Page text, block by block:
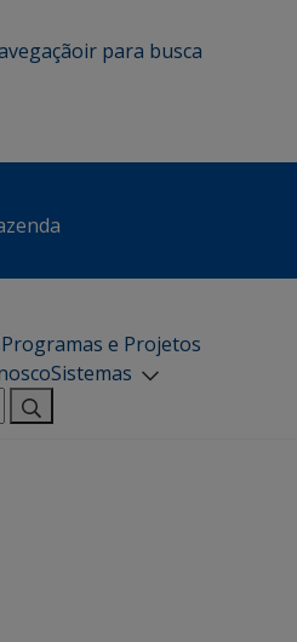
ir para busca
Programas e Projetos
Sistemas